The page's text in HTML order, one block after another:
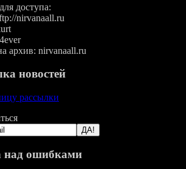
доступа:
nirvanaall.ru
архив: nirvanaall.ru
новостей
рассылки
над ошибками